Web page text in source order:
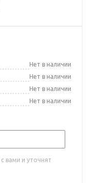
Нет в наличии
Нет в наличии
Нет в наличии
Нет в наличии
вами и уточнят